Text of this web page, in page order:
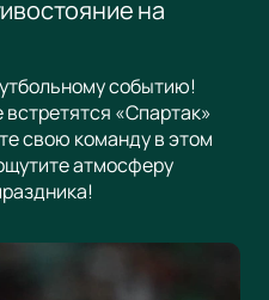
на
событию!
«Спартак»
свою команду в этом
атмосферу